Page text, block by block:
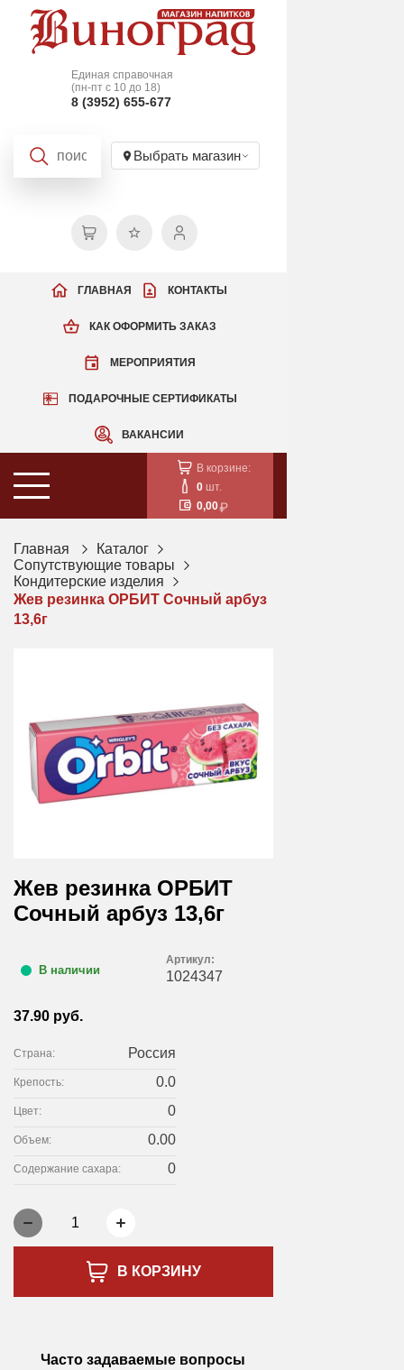
Единая справочная
(пн-пт с 10 до 18)
8 (3952) 655-677
Выбрать магазин
КАК ОФОРМИТЬ ЗАКАЗ
МЕРОПРИЯТИЯ
ПОДАРОЧНЫЕ СЕРТИФИКАТЫ
ВАКАНСИИ
ГЛАВНАЯ КОНТАКТЫ
В корзине:
0 шт.
0,00
Главная
Каталог
Сопутствующие товары
Кондитерские изделия
Жев резинка ОРБИТ Сочный арбуз
13,6г
Жев резинка ОРБИТ
Сочный арбуз 13,6г
В наличии
Артикул:
1024347
37.90 руб.
Страна: Россия
Крепость: 0.0
Цвет: 0
Объем: 0.00
Содержание сахара: 0
1
В КОРЗИНУ
Часто задаваемые вопросы